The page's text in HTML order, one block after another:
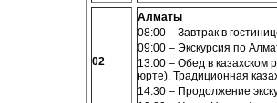
02
Алматы
08:00 – Завтрак в
09:00 – Экскурсия по
13:00 – Обед в казахском
юрте). Традиционная
14:30 – Продолжение